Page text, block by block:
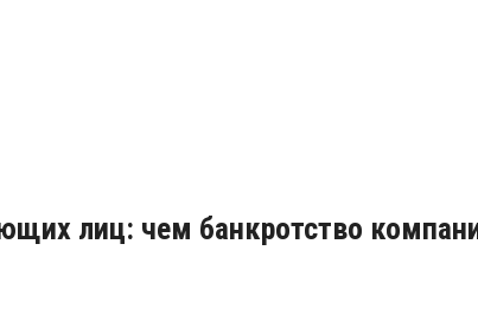
лиц: чем банкротство